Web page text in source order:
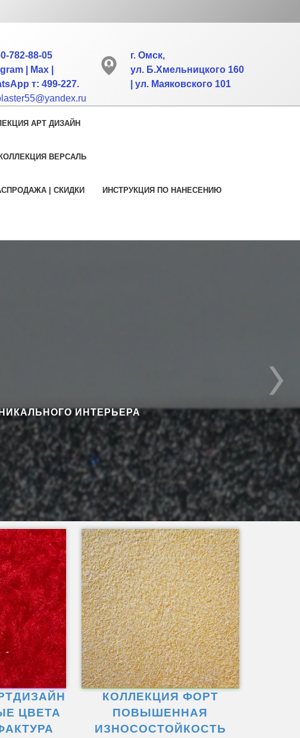
г. Омск,
ул. Б.Хмельницкого 160
| ул. Маяковского 101
782-88-05
| Max |
т: 499-227.
АРТ ДИЗАЙН
КОЛЛЕКЦИЯ ВЕРСАЛЬ
| СКИДКИ ИНСТРУКЦИЯ ПО НАНЕСЕНИЮ
ИНТЕРЬЕРА
ЦВЕТА
КОЛЛЕКЦИЯ ФОРТ
ПОВЫШЕННАЯ
ИЗНОСОСТОЙКОСТЬ